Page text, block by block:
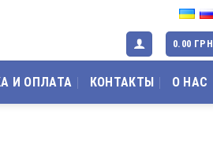
0.00 ГРН
И ОПЛАТА КОНТАКТЫ О НАС